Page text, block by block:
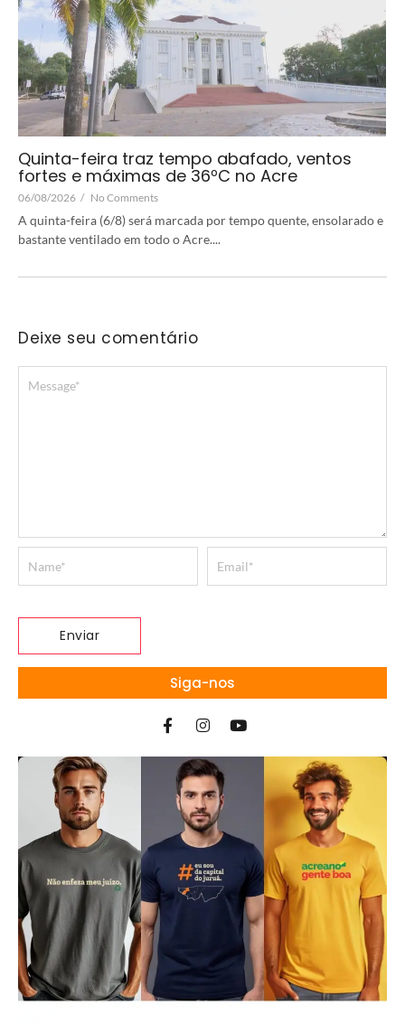
Quinta-feira traz tempo abafado, ventos
fortes e máximas de 36ºC no Acre
06/08/2026 / No Comments
A quinta-feira (6/8) será marcada por tempo quente, ensolarado e
bastante ventilado em todo o Acre....
Deixe seu comentário
Siga-nos